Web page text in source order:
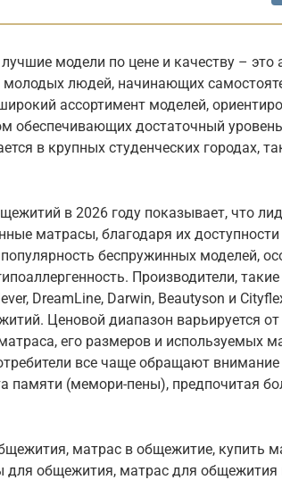
модели по цене и качеству – это
молодых людей, начинающих
ассортимент моделей,
обеспечивающих достаточный
в крупных студенческих городах,
в 2026 году показывает, что
матрасы, благодаря их доступности
беспружинных моделей,
Производители, такие
DreamLine, Darwin, Beautyson и
Ценовой диапазон варьируется
его размеров и используемых
все чаще обращают
памяти (мемори-пены), предпочитая
матрас в общежитие, купить
для общежития, матрас для общежития